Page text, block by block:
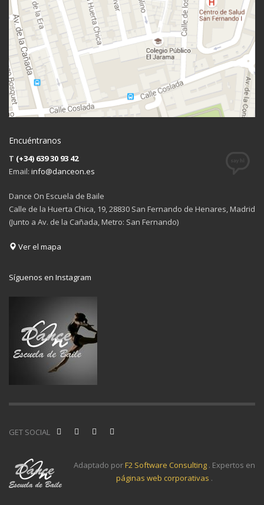
Encuéntranos
T (+34) 639 30 93 42
Email: info@danceon.es
Dance On Escuela de Baile
Calle de la Huerta Chica, 19, 28830 San Fernando de Henares, Madrid
(Junto a Av. de la Cañada, Metro: San Fernando)
Ver el mapa
Síguenos en Instagram
GET SOCIAL
Adaptado porF2 Software Consulting . Expertos en
páginas web corporativas .